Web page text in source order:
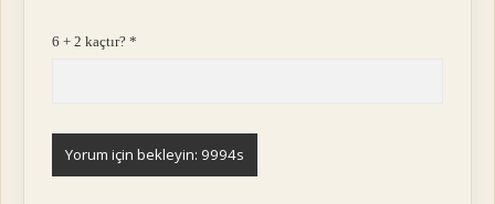
6 + 2 kaçtır?*